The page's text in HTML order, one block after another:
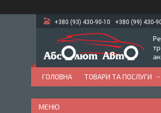
+380 (93) 430-90-10 +380 (99) 430-
ГОЛОВНА ТОВАРИ ТА ПОСЛУГИ